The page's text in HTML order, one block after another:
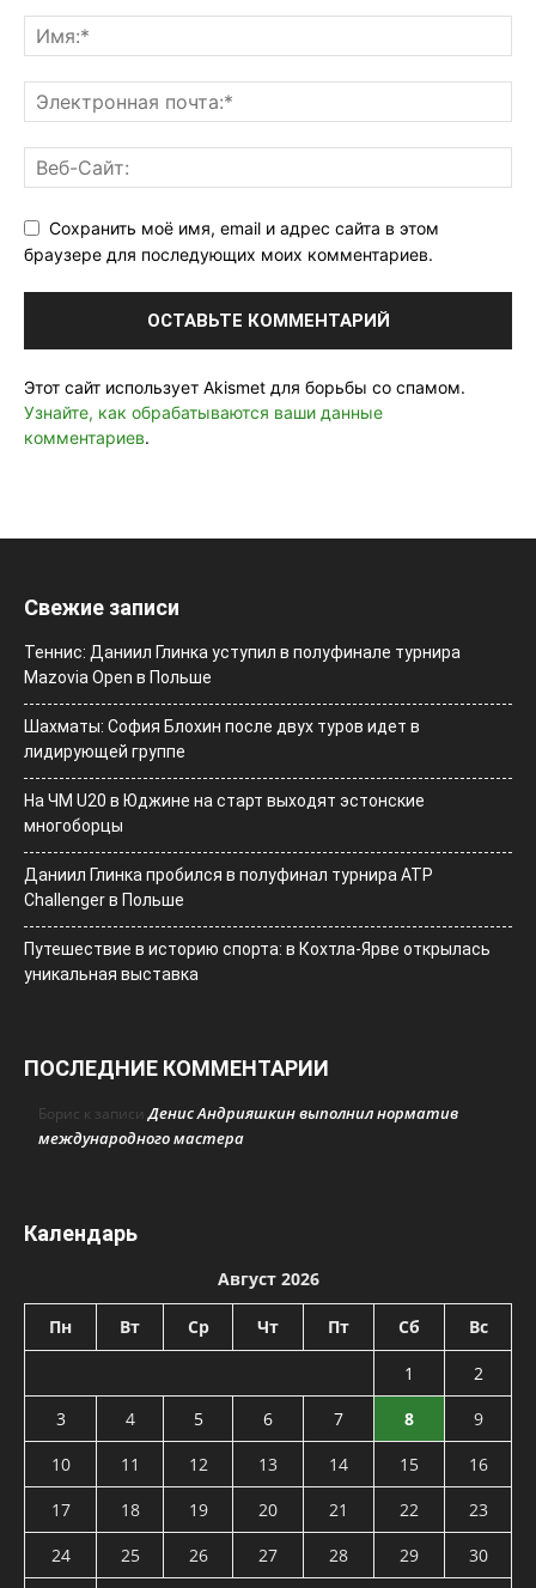
Сохранить моё имя, email и адрес сайта в этом
браузере для последующих моих комментариев.
Этот сайт использует Akismet для борьбы со спамом.
Узнайте, как обрабатываются ваши данные
комментариев.
Свежие записи
Теннис: Даниил Глинка уступил в полуфинале турнира
Mazovia Open в Польше
Шахматы: София Блохин после двух туров идет в
лидирующей группе
На ЧМ U20 в Юджине на старт выходят эстонские
многоборцы
Даниил Глинка пробился в полуфинал турнира ATP
Challenger в Польше
Путешествие в историю спорта: в Кохтла-Ярве открылась
уникальная выставка
ПОСЛЕДНИЕ КОММЕНТАРИИ
Борис к записиДенис Андрияшкин выполнил норматив
международного мастера
Календарь
Август 2026
Пн Вт Ср Чт Пт Сб Вс
1
2
3
4 5 6 7 8
9
10
11 12 13 14 15
16
17
18 19 20 21 22
23
24
25 26 27 28 29
30